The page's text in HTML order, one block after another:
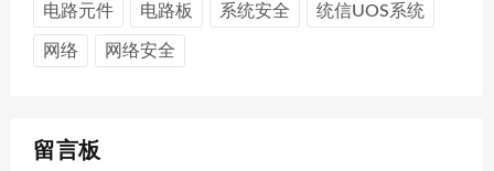
电路元件 电路板 系统安全 统信UOS系统
网络 网络安全
留言板